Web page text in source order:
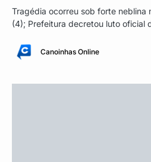
Tragédia ocorreu sob forte neblina
(4); Prefeitura decretou luto oficial
Canoinhas Online